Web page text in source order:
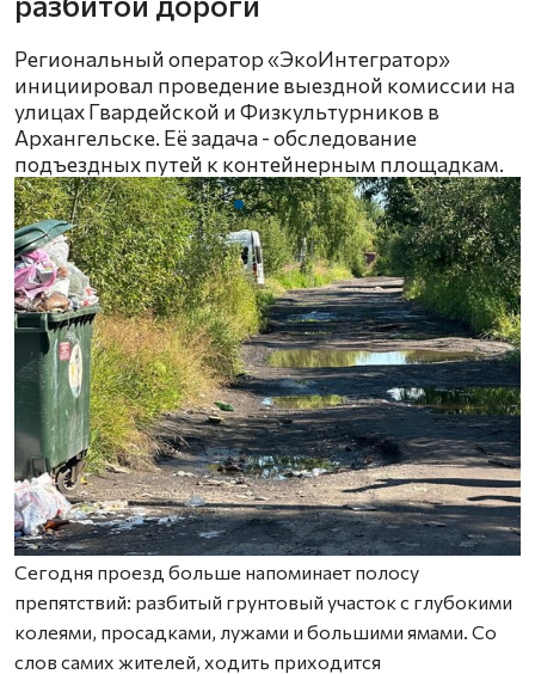
Региональный оператор «ЭкоИнтегратор»
инициировал проведение выездной комиссии на
улицах Гвардейской и Физкультурников в
Архангельске. Её задача - обследование
подъездных путей к контейнерным площадкам.
Сегодня проезд больше напоминает полосу
препятствий: разбитый грунтовый участок с глубокими
колеями, просадками, лужами и большими ямами. Со
слов самих жителей, ходить приходится